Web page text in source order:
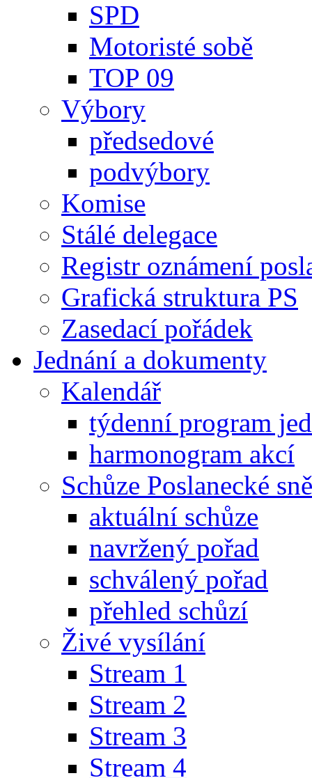
SPD
Motoristé sobě
TOP 09
Výbory
předsedové
podvýbory
Komise
Stálé delegace
Registr oznámení
Grafická struktura PS
Zasedací pořádek
Jednání a dokumenty
Kalendář
týdenní program
harmonogram akcí
Schůze Poslanecké
aktuální schůze
navržený pořad
schválený pořad
přehled schůzí
Živé vysílání
Stream 1
Stream 2
Stream 3
Stream 4